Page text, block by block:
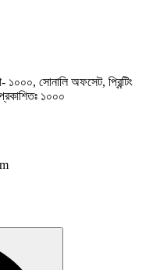
১০০০, সোনালি অফসেট, প্রিন্টিং
১০০০